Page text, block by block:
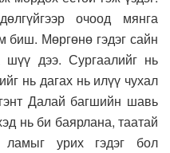
очоод мянга
биш. Мөргөнө гэдэг сайн
дээ. Сургаалийг нь
нь дагах нь илүү чухал
Далай багшийн шавь
нь би баярлана, таатай
урих гэдэг бол